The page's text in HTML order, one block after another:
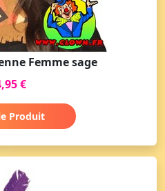
Femme sage
€
Produit